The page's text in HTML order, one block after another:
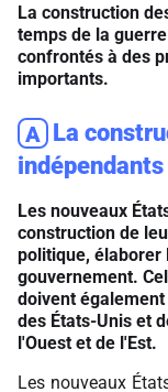
La construction
temps de la
confrontés à des
importants.
A La
Les nouveaux
construction de
politique, élaborer
gouvernement.
doivent
des États-Unis et
l'Ouest et de l'Est.
Les nouveaux